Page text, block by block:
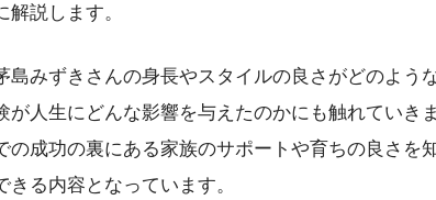
解説します。
島みずきさんの身長やスタイルの良さがどのよう
が人生にどんな影響を与えたのかにも触れていきま
の成功の裏にある家族のサポートや育ちの良さを
きる内容となっています。